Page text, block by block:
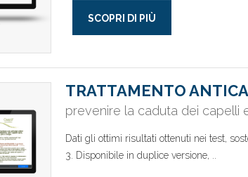
SCOPRI DI PIÙ
TRATTAMENTO
prevenire la caduta dei capelli
Dati gli ottimi risultati ottenuti nei test,
3. Disponibile in duplice versione, ..